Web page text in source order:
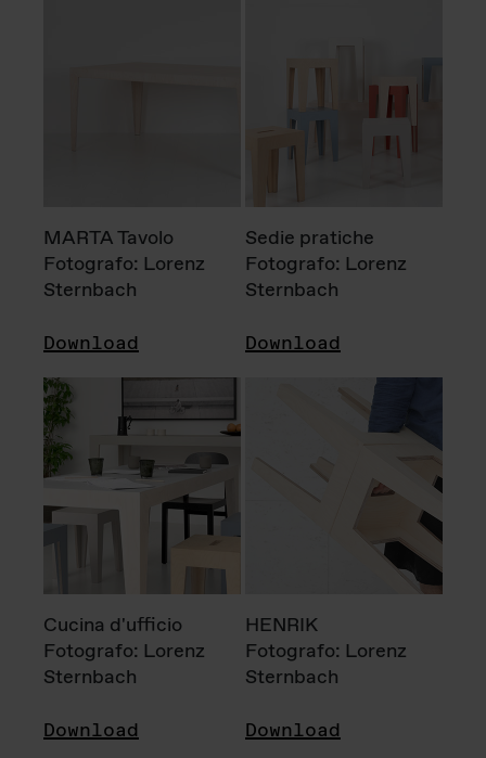
MARTA Tavolo
Fotografo: Lorenz
Sternbach
Download
Sedie pratiche
Fotografo: Lorenz
Sternbach
Download
Cucina d'ufficio
Fotografo: Lorenz
Sternbach
Download
HENRIK
Fotografo: Lorenz
Sternbach
Download